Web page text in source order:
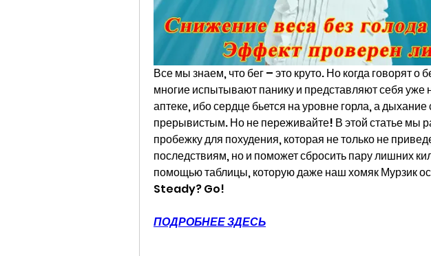
Все мы знаем, что бег – это круто. Но когда говорят о
многие испытывают панику и представляют себя уже
аптеке, ибо сердце бьется на уровне горла, а дыхание
прерывистым. Но не переживайте! В этой статье мы
пробежку для похудения, которая не только не
последствиям, но и поможет сбросить пару лишних
помощью таблицы, которую даже наш хомяк Мурзик
Steady? Go!
ПОДРОБНЕЕ ЗДЕСЬ